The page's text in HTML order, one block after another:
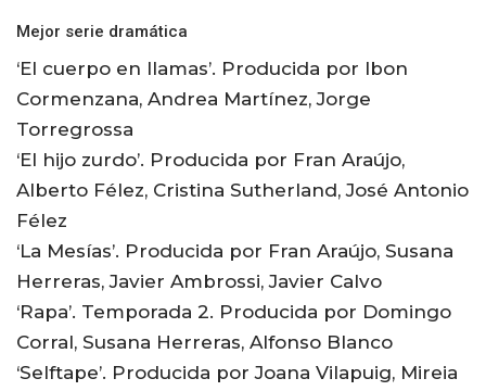
Mejor serie dramática
‘El cuerpo en llamas’. Producida por Ibon
Cormenzana, Andrea Martínez, Jorge
Torregrossa
‘El hijo zurdo’. Producida por Fran Araújo,
Alberto Félez, Cristina Sutherland, José Antonio
Félez
‘La Mesías’. Producida por Fran Araújo, Susana
Herreras, Javier Ambrossi, Javier Calvo
‘Rapa’. Temporada 2. Producida por Domingo
Corral, Susana Herreras, Alfonso Blanco
‘Selftape’. Producida por Joana Vilapuig, Mireia